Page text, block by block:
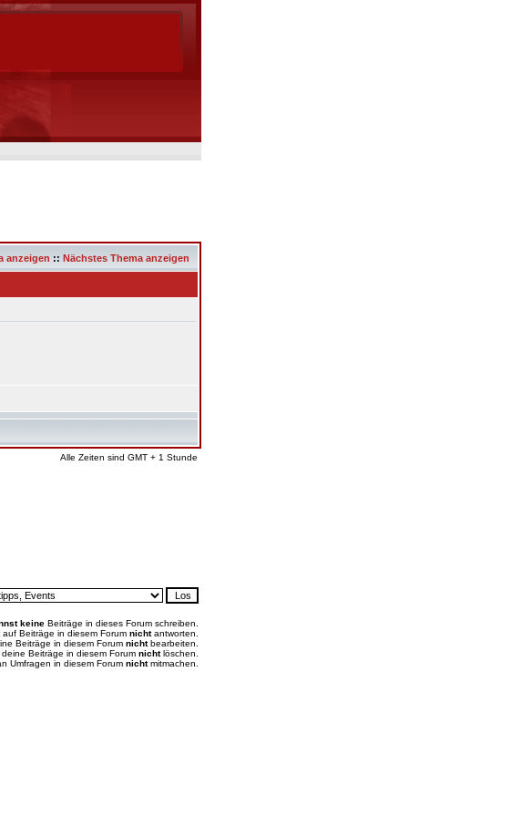
anzeigen :: Nächstes Thema anzeigen
Alle Zeiten sind GMT + 1 Stunde
keine Beiträge in dieses Forum schreiben.
auf Beiträge in diesem Forum nichtantworten.
Beiträge in diesem Forum nichtbearbeiten.
deine Beiträge in diesem Forum nichtlöschen.
Umfragen in diesem Forum nichtmitmachen.